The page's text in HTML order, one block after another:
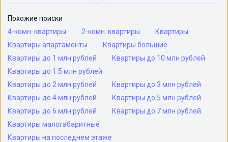
Похожие поиски
4-комн. квартиры
2-комн. квартиры
Квартиры
Квартиры апартаменты
Квартиры большие
Квартиры до 1 млн рублей
Квартиры до 10 млн рублей
Квартиры до 1.5 млн рублей
Квартиры до 2 млн рублей
Квартиры до 3 млн рублей
Квартиры до 4 млн рублей
Квартиры до 5 млн рублей
Квартиры до 6 млн рублей
Квартиры до 7 млн рублей
Квартиры малогабаритные
Квартиры на последнем этаже